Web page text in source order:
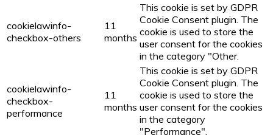
cookielawinfo-
checkbox-others
11
months
This cookie is set by GDPR
Cookie Consent plugin. The
cookie is used to store the
user consent for the cookies
in the category "Other.
cookielawinfo-
checkbox-
performance
11
months
This cookie is set by GDPR
Cookie Consent plugin. The
cookie is used to store the
user consent for the cookies
in the category
"Performance".